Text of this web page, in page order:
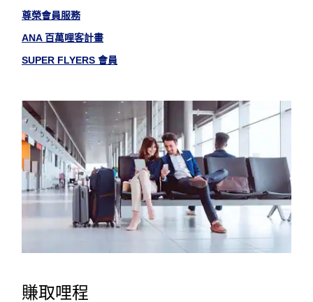
尊榮會員服務
ANA 百萬哩客計畫
SUPER FLYERS 會員
賺取哩程